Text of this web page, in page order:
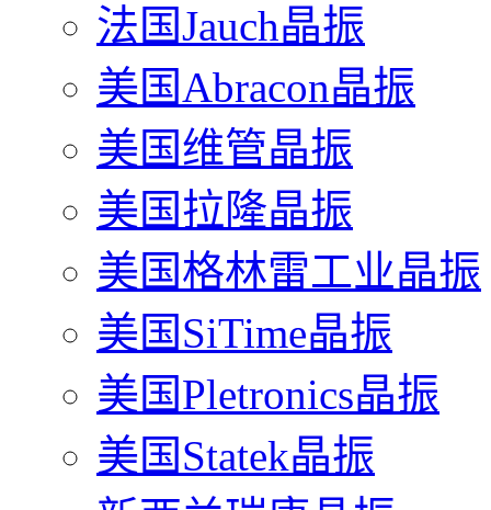
法国Jauch晶振
美国Abracon晶振
美国维管晶振
美国拉隆晶振
美国格林雷工业晶振
美国SiTime晶振
美国Pletronics晶振
美国Statek晶振